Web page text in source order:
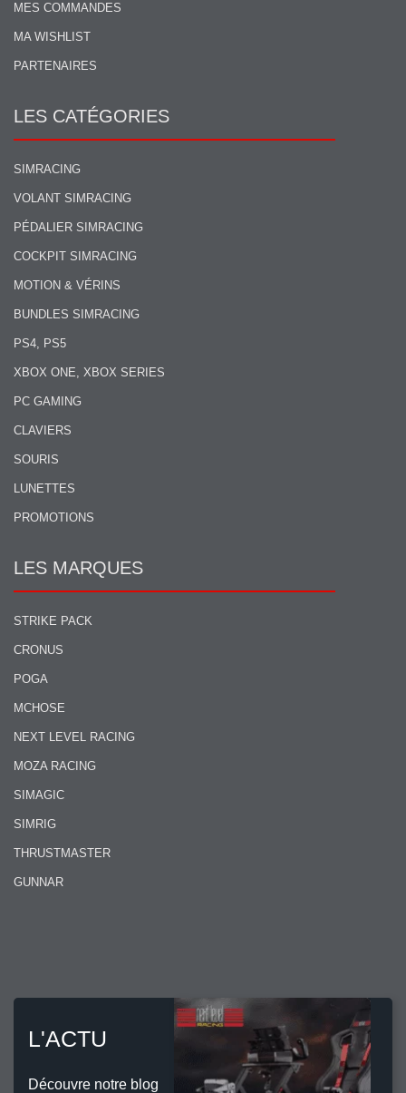
MES COMMANDES
MA WISHLIST
PARTENAIRES
LES CATÉGORIES
SIMRACING
VOLANT SIMRACING
PÉDALIER SIMRACING
COCKPIT SIMRACING
MOTION & VÉRINS
BUNDLES SIMRACING
PS4, PS5
XBOX ONE, XBOX SERIES
PC GAMING
CLAVIERS
SOURIS
LUNETTES
PROMOTIONS
LES MARQUES
STRIKE PACK
CRONUS
POGA
MCHOSE
NEXT LEVEL RACING
MOZA RACING
SIMAGIC
SIMRIG
THRUSTMASTER
GUNNAR
L'ACTU
Découvre notre blog